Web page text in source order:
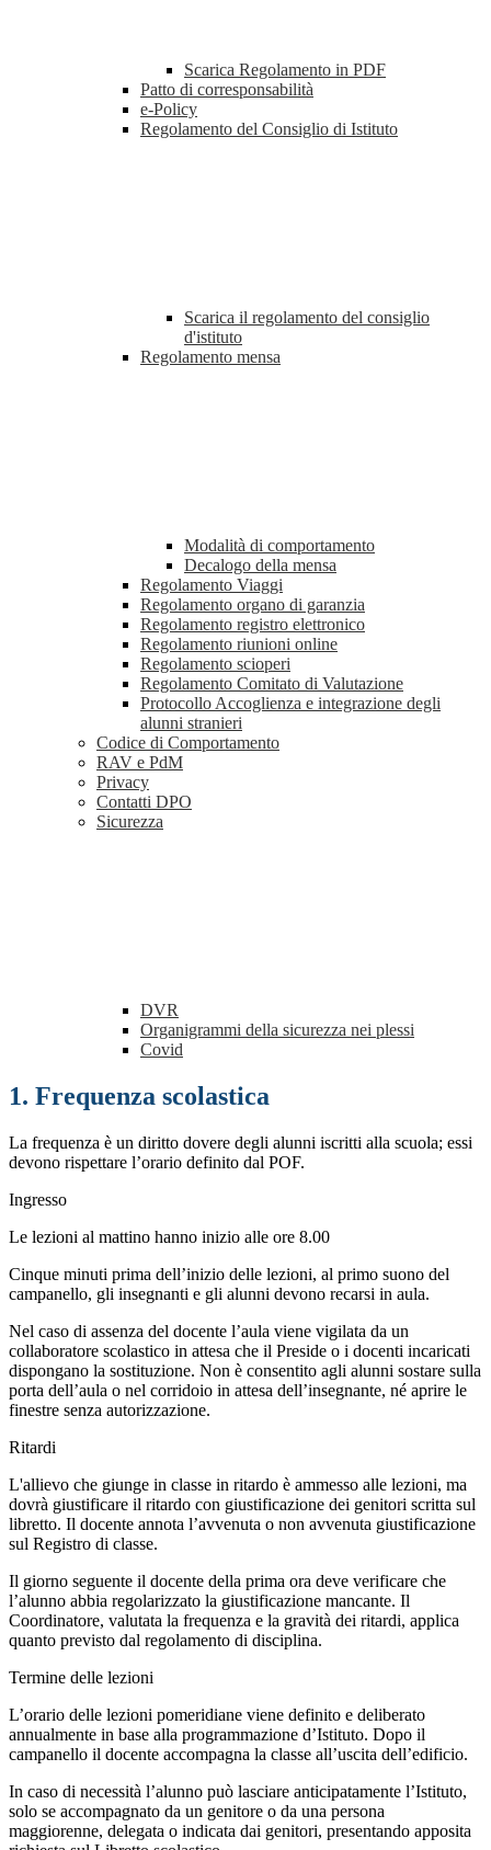
Scarica Regolamento in PDF
Patto di corresponsabilità
e-Policy
Regolamento del Consiglio di Istituto
Scarica il regolamento del consiglio
d'istituto
Regolamento mensa
Modalità di comportamento
Decalogo della mensa
Regolamento Viaggi
Regolamento organo di garanzia
Regolamento registro elettronico
Regolamento riunioni online
Regolamento scioperi
Regolamento Comitato di Valutazione
Protocollo Accoglienza e integrazione degli
alunni stranieri
Codice di Comportamento
RAV e PdM
Privacy
Contatti DPO
Sicurezza
DVR
Organigrammi della sicurezza nei plessi
Covid
1. Frequenza scolastica
La frequenza è un diritto dovere degli alunni iscritti alla scuola; essi
devono rispettare l’orario definito dal POF.
Ingresso
Le lezioni al mattino hanno inizio alle ore 8.00
Cinque minuti prima dell’inizio delle lezioni, al primo suono del
campanello, gli insegnanti e gli alunni devono recarsi in aula.
Nel caso di assenza del docente l’aula viene vigilata da un
collaboratore scolastico in attesa che il Preside o i docenti incaricati
dispongano la sostituzione. Non è consentito agli alunni sostare sulla
porta dell’aula o nel corridoio in attesa dell’insegnante, né aprire le
finestre senza autorizzazione.
Ritardi
L'allievo che giunge in classe in ritardo è ammesso alle lezioni, ma
dovrà giustificare il ritardo con giustificazione dei genitori scritta sul
libretto. Il docente annota l’avvenuta o non avvenuta giustificazione
sul Registro di classe.
Il giorno seguente il docente della prima ora deve verificare che
l’alunno abbia regolarizzato la giustificazione mancante. Il
Coordinatore, valutata la frequenza e la gravità dei ritardi, applica
quanto previsto dal regolamento di disciplina.
Termine delle lezioni
L’orario delle lezioni pomeridiane viene definito e deliberato
annualmente in base alla programmazione d’Istituto. Dopo il
campanello il docente accompagna la classe all’uscita dell’edificio.
In caso di necessità l’alunno può lasciare anticipatamente l’Istituto,
solo se accompagnato da un genitore o da una persona
maggiorenne, delegata o indicata dai genitori, presentando apposita